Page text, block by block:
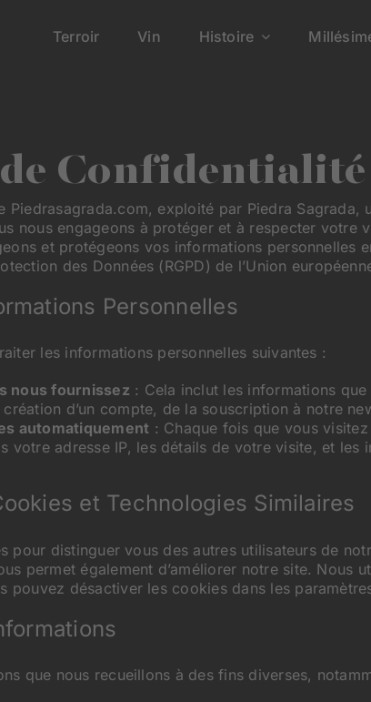
Terroir Vin Histoire
Confidentialité
Piedrasagrada.com, exploité par Piedra
nous engageons à protéger et à respecter
et protégeons vos informations
des Données (RGPD) de l’Union
Personnelles
les informations personnelles suivantes :
nous fournissez : Cela inclut les informations
d’un compte, de la souscription à notre
automatiquement : Chaque fois que vous
votre adresse IP, les détails de votre visite, et
et Technologies Similaires
pour distinguer vous des autres utilisateurs de
permet également d’améliorer notre site. Nous
pouvez désactiver les cookies dans les
que nous recueillons à des fins diverses,